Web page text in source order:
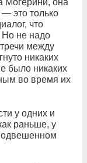
это только
что
Но не надо
между
никаких
было никаких
во время их
у одних и
раньше, у